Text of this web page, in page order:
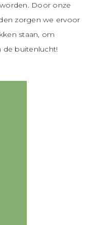
Door onze
zorgen we ervoor
staan, om
de buitenlucht!